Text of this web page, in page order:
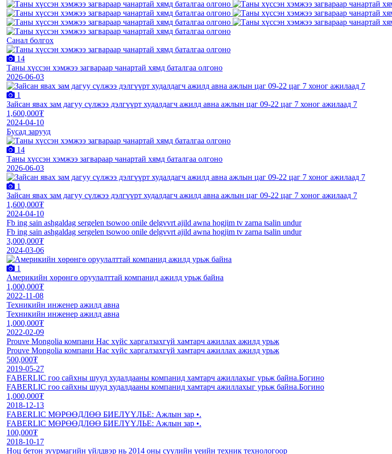
Санал болгох
14
Таны хүссэн хэмжээ загвараар чанартай хямд баталгаа олгоно
2026-06-03
1
Зайсан явах зам дагуу сүлжээ дэлгүүрт худалдагч ажилд авна ажлын цаг 09-22 цаг 7 хоног ажилаад 7
1,600,000₮
2024-04-10
Бусад зарууд
14
Таны хүссэн хэмжээ загвараар чанартай хямд баталгаа олгоно
2026-06-03
1
Зайсан явах зам дагуу сүлжээ дэлгүүрт худалдагч ажилд авна ажлын цаг 09-22 цаг 7 хоног ажилаад 7
1,600,000₮
2024-04-10
Fb ing sain ashgaldag sergelen tsowoo onile delgvvrt ajild awna hogjim tv zarna tsalin undur
Fb ing sain ashgaldag sergelen tsowoo onile delgvvrt ajild awna hogjim tv zarna tsalin undur
3,000,000₮
2024-03-06
1
Америкийн хөрөнгө оруулалттай компанид ажилд урьж байна
1,000,000₮
2022-11-08
Техникийн инженер ажилд авна
Техникийн инженер ажилд авна
1,000,000₮
2022-02-09
Prouve Mongolia компани Нас хүйс харгалзахгүй хамтарч ажиллах ажилд урьж
Prouve Mongolia компани Нас хүйс харгалзахгүй хамтарч ажиллах ажилд урьж
500,000₮
2019-05-27
FABERLIC гоо сайхны шууд худалдааны компанид хамтарч ажиллахыг урьж байна.Богино
FABERLIC гоо сайхны шууд худалдааны компанид хамтарч ажиллахыг урьж байна.Богино
1,000,000₮
2018-12-13
FABERLIC МӨРӨӨДЛӨӨ БИЕЛҮҮЛЬЕ: Ажлын зар •.
FABERLIC МӨРӨӨДЛӨӨ БИЕЛҮҮЛЬЕ: Ажлын зар •.
100,000₮
2018-10-17
Ноц бетон зуурмагийн үйлдвэр нь 2014 оны сүүлийн үеийн техник технологоор